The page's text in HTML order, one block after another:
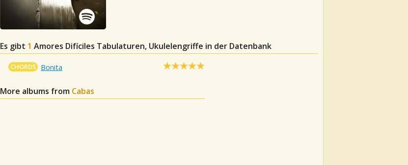
Es gibt 1 Amores Difíciles Tabulaturen, Ukulelengriffe in der Datenbank
CHORDS Bonita
More albums from Cabas